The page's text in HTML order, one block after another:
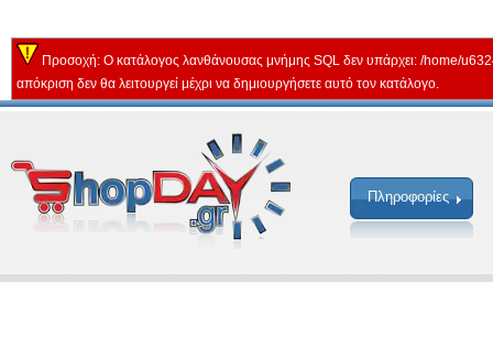
Προσοχή: Ο κατάλογος λανθάνουσας μνήμης SQL δεν υπάρχει: /home/
απόκριση δεν θα λειτουργεί μέχρι να δημιουργήσετε αυτό τον κατάλογο.
Πληροφορίες